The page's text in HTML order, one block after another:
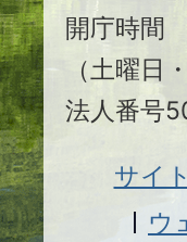
開庁時間
（土曜日
法人番号
サイ
ウ